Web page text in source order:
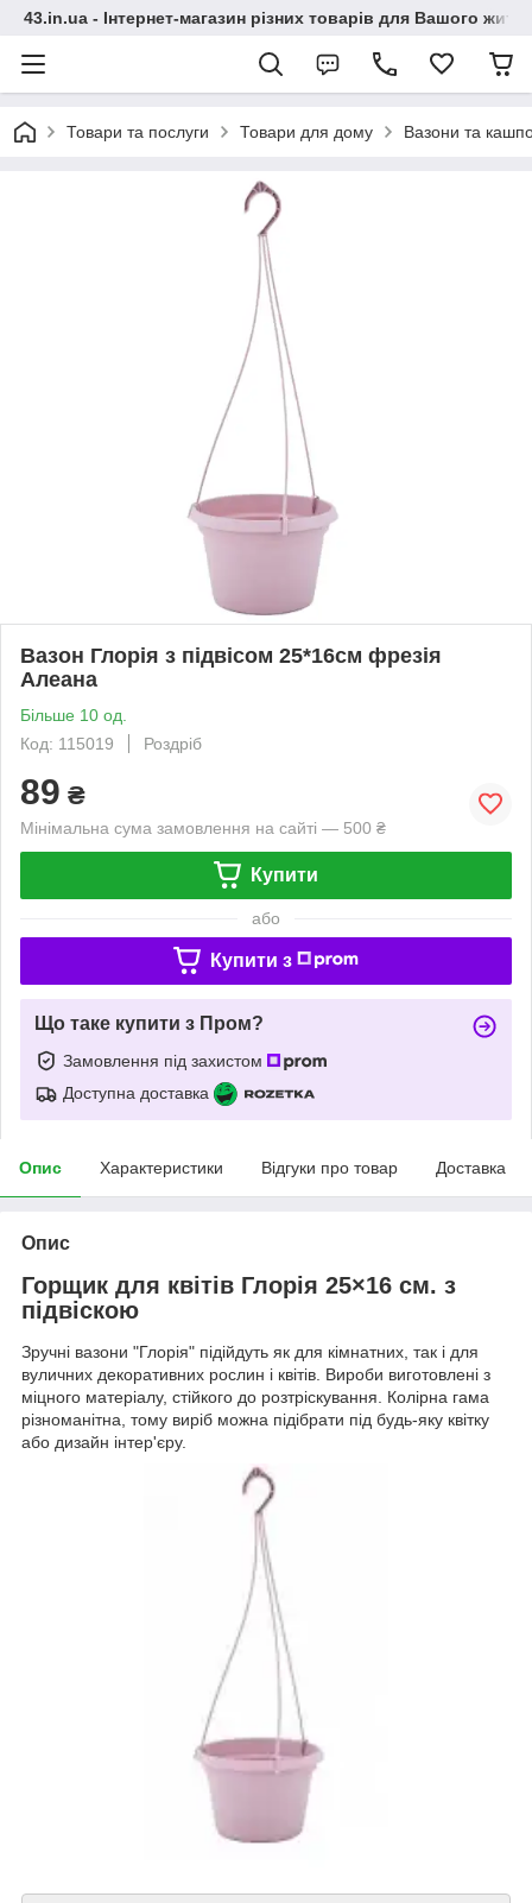
43.in.ua - Інтернет-магазин різних товарів для Вашого
Товари та послуги Товари для дому Вазони та
Вазон Глорія з підвісом 25*16см фрезія
Алеана
Більше 10 од.
Код: 115019
Роздріб
89 ₴
Мінімальна сума замовлення на сайті — 500 ₴
Купити
або
Купити з
Що таке купити з Пром?
Замовлення під захистом
Доступна доставка
Опис Характеристики Відгуки про товар Доставка
Опис
Горщик для квітів Глорія 25×16 см. з
підвіскою
Зручні вазони "Глорія" підійдуть як для кімнатних, так і для
вуличних декоративних рослин і квітів. Вироби виготовлені з
міцного матеріалу, стійкого до розтріскування. Колірна гама
різноманітна, тому виріб можна підібрати під будь-яку квітку
або дизайн інтер'єру.